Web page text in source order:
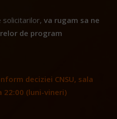
va rugam sa ne
de program
deciziei CNSU, sala
22:00 (luni-vineri)